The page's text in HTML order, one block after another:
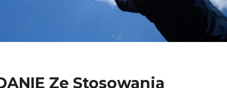
Ze Stosowania